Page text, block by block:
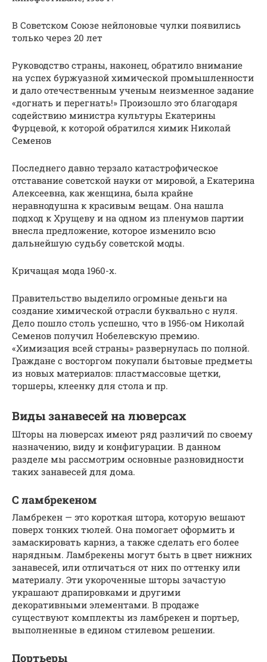
В Советском Союзе нейлоновые чулки появились
только через 20 лет
Руководство страны, наконец, обратило внимание
на успех буржуазной химической промышленности
и дало отечественным ученым неизменное задание
«догнать и перегнать!» Произошло это благодаря
содействию министра культуры Екатерины
Фурцевой, к которой обратился химик Николай
Семенов
Последнего давно терзало катастрофическое
отставание советской науки от мировой, а Екатерина
Алексеевна, как женщина, была крайне
неравнодушна к красивым вещам. Она нашла
подход к Хрущеву и на одном из пленумов партии
внесла предложение, которое изменило всю
дальнейшую судьбу советской моды.
Кричащая мода 1960-х.
Правительство выделило огромные деньги на
создание химической отрасли буквально с нуля.
Дело пошло столь успешно, что в 1956-ом Николай
Семенов получил Нобелевскую премию.
«Химизация всей страны» развернулась по полной.
Граждане с восторгом покупали бытовые предметы
из новых материалов: пластмассовые щетки,
торшеры, клеенку для стола и пр.
Виды занавесей на люверсах
Шторы на люверсах имеют ряд различий по своему
назначению, виду и конфигурации. В данном
разделе мы рассмотрим основные разновидности
таких занавесей для дома.
С ламбрекеном
Ламбрекен — это короткая штора, которую вешают
поверх тонких тюлей. Она помогает оформить и
замаскировать карниз, а также сделать его более
нарядным. Ламбрекены могут быть в цвет нижних
занавесей, или отличаться от них по оттенку или
материалу. Эти укороченные шторы зачастую
украшают драпировками и другими
декоративными элементами. В продаже
существуют комплекты из ламбрекен и портьер,
выполненные в едином стилевом решении.
Портьеры